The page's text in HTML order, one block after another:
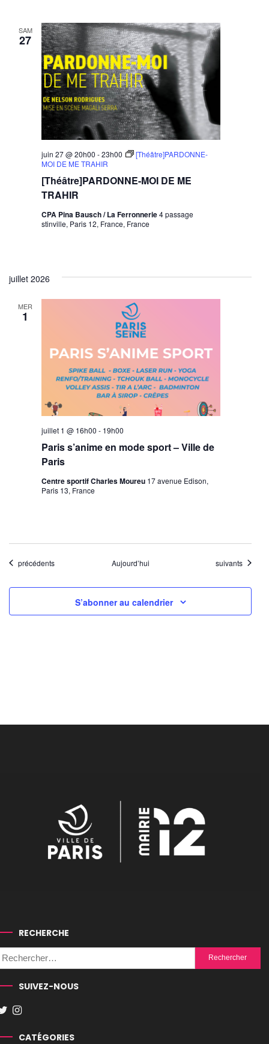
SAM
27
[Théâtre]PARDONNE-MOI DE ME
TRAHIR
juin 27 @ 20h00 -23h00
[Théâtre]PARDONNE-
MOI DE ME TRAHIR
CPA Pina Bausch / La Ferronnerie4 passage
stinville, Paris 12, France, France
juillet 2026
MER
1
Paris s’anime en mode sport – Ville de
Paris
juillet 1 @ 16h00 - 19h00
Centre sportif Charles Moureu 17 avenue Edison,
Paris 13, France
Évènements
précédents Aujourd’hui Évènements
suivants
S’abonner au calendrier
RECHERCHE
Rechercher :
SUIVEZ-NOUS
CATÉGORIES